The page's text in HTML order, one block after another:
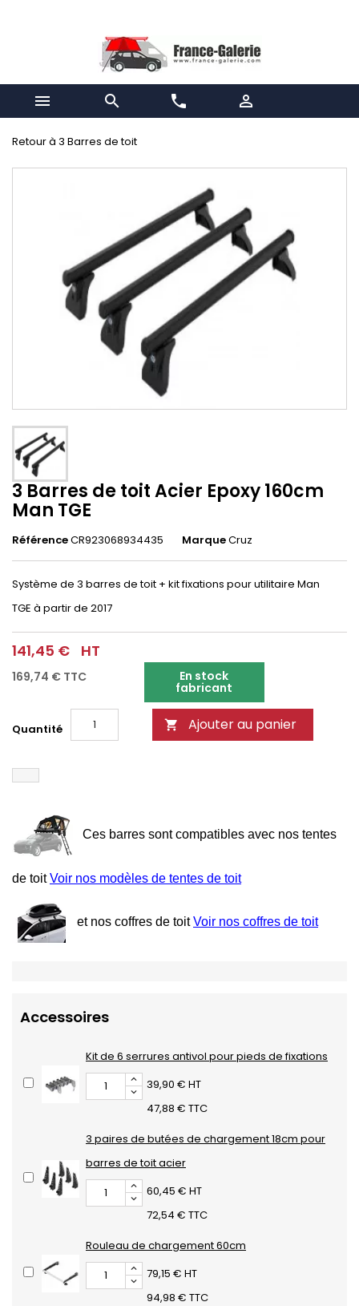
  phone 
Retour à 3 Barres de toit
3 Barres de toit Acier Epoxy 160cm
Man TGE
RéférenceCR923068934435 MarqueCruz
Système de 3 barres de toit + kit fixations pour utilitaire Man
TGE à partir de 2017
141,45 € HT
169,74 € TTC En stock
fabricant
Quantité  Ajouter au panier
Ces barres sont compatibles avec nos tentes
de toitVoir nos modèles de tentes de toit
et nos coffres de toitVoir nos coffres de toit
Accessoires
Kit de 6 serrures antivol pour pieds de fixations
39,90 € HT
47,88 € TTC
3 paires de butées de chargement 18cm pour
barres de toit acier
60,45 € HT
72,54 € TTC
Rouleau de chargement 60cm
79,15 € HT
94,98 € TTC